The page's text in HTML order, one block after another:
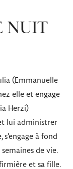
NUIT
(Emmanuelle
elle et engage
Herzi)
lui administrer
à fond
de vie.
et sa fille.